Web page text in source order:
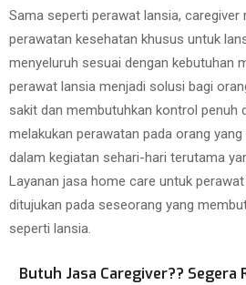
Sama seperti perawat lansia, caregiver
perawatan kesehatan khusus untuk
menyeluruh sesuai dengan kebutuhan
perawat lansia menjadi solusi bagi
sakit dan membutuhkan kontrol penuh
melakukan perawatan pada orang
dalam kegiatan sehari-hari terutama
Layanan jasa home care untuk
ditujukan pada seseorang yang
seperti lansia.
Butuh Jasa Caregiver?? Segera